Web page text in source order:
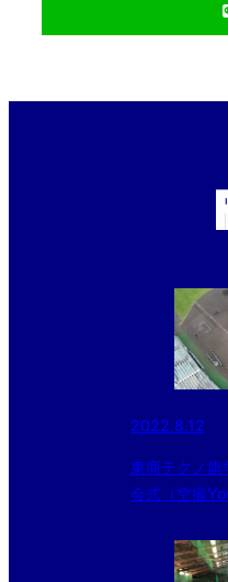
2022.8.12
東商テクノ
会式（空撮